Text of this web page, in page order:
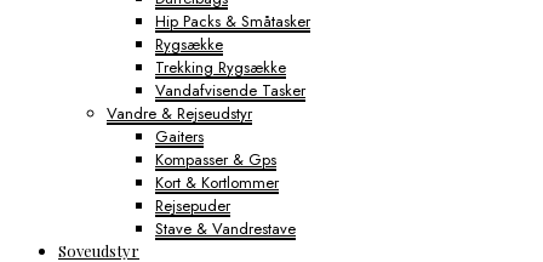
Hip Packs & Småtasker
Rygsække
Trekking Rygsække
Vandafvisende Tasker
Vandre & Rejseudstyr
Gaiters
Kompasser & Gps
Kort & Kortlommer
Rejsepuder
Stave & Vandrestave
Soveudstyr